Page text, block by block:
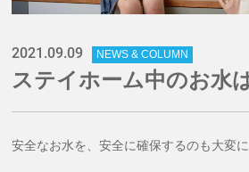
2021.09.09 NEWS & COLUMN
ステイホーム中のお水
安全なお水を、安全に確保するのも大変に